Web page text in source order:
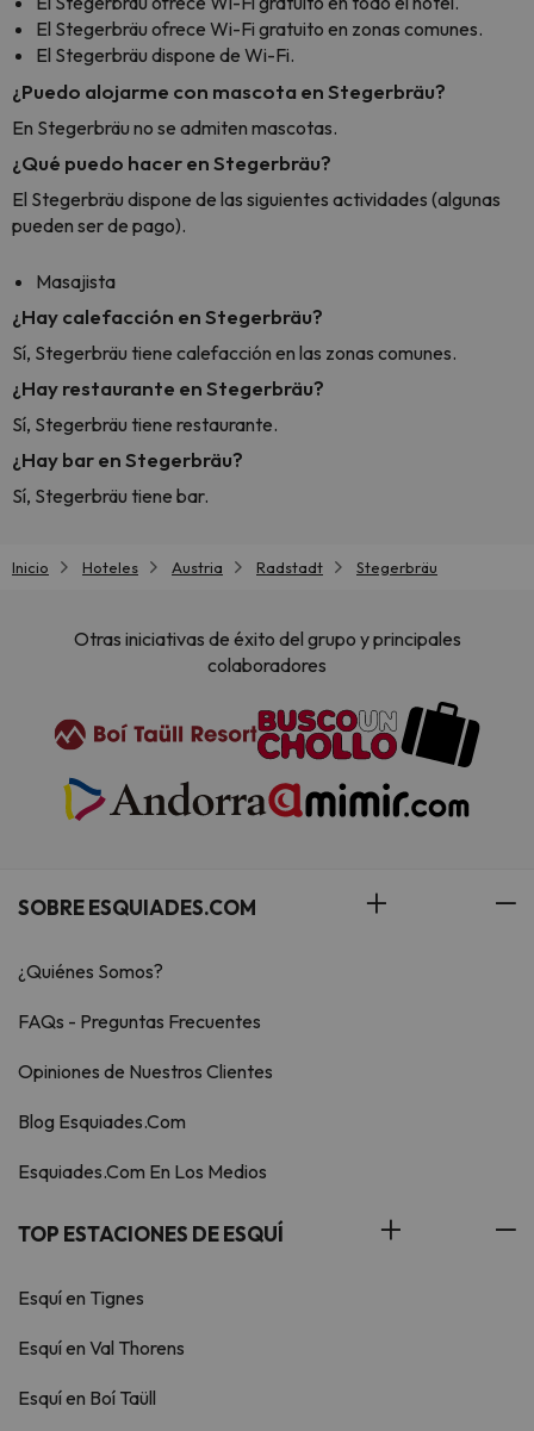
El Stegerbräu ofrece Wi-Fi gratuito en zonas comunes.
El Stegerbräu dispone de Wi-Fi.
¿Puedo alojarme con mascota en Stegerbräu?
En Stegerbräu no se admiten mascotas.
¿Qué puedo hacer en Stegerbräu?
El Stegerbräu dispone de las siguientes actividades (algunas
pueden ser de pago).
Masajista
¿Hay calefacción en Stegerbräu?
Sí, Stegerbräu tiene calefacción en las zonas comunes.
¿Hay restaurante en Stegerbräu?
Sí, Stegerbräu tiene restaurante.
¿Hay bar en Stegerbräu?
Sí, Stegerbräu tiene bar.
Inicio Hoteles Austria Radstadt Stegerbräu
Otras iniciativas de éxito del grupo y principales
colaboradores
SOBRE ESQUIADES.COM
¿Quiénes Somos?
FAQs - Preguntas Frecuentes
Opiniones de Nuestros Clientes
Blog Esquiades.Com
Esquiades.Com En Los Medios
TOP ESTACIONES DE ESQUÍ
Esquí en Tignes
Esquí en Val Thorens
Esquí en Boí Taüll